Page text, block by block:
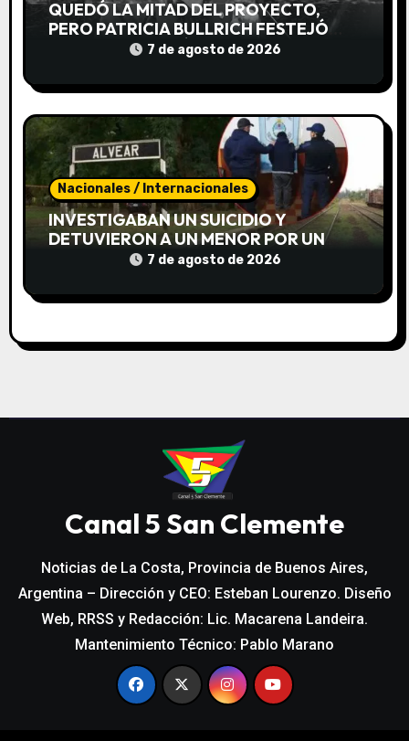
QUEDÓ LA MITAD DEL PROYECTO,
PERO PATRICIA BULLRICH FESTEJÓ
IGUAL Y CELEBRÓ LA «ROSCA»
7 de agosto de 2026
Nacionales / Internacionales
INVESTIGABAN UN SUICIDIO Y
DETUVIERON A UN MENOR POR UN
«ATROZ» HOMICIDIO DE UNA JOVEN
7 de agosto de 2026
Canal 5 San Clemente
Noticias de La Costa, Provincia de Buenos Aires,
Argentina – Dirección y CEO: Esteban Lourenzo. Diseño
Web, RRSS y Redacción: Lic. Macarena Landeira.
Mantenimiento Técnico: Pablo Marano